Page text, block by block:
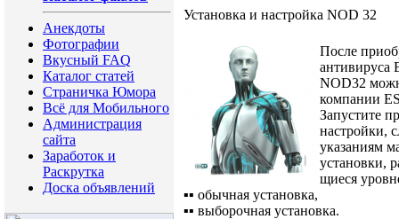
Анекдоты
Фотографии
Вкусный FAQ
Каталог статей
Страничка Юмора
Всё для Мобильного
Администрация
сайта
Заработок и
Раскрутка
Доска объявлений
Установка и настройка NOD 32
После
антивируса
NOD32
компании
Запустите
настройки,
указаниям
установки,
щиеся
▪▪ обычная установка,
▪▪ выборочная установка.